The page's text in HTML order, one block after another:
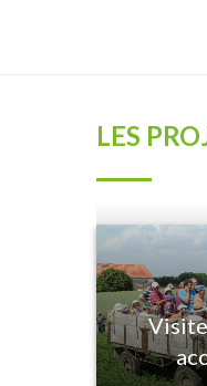
LES